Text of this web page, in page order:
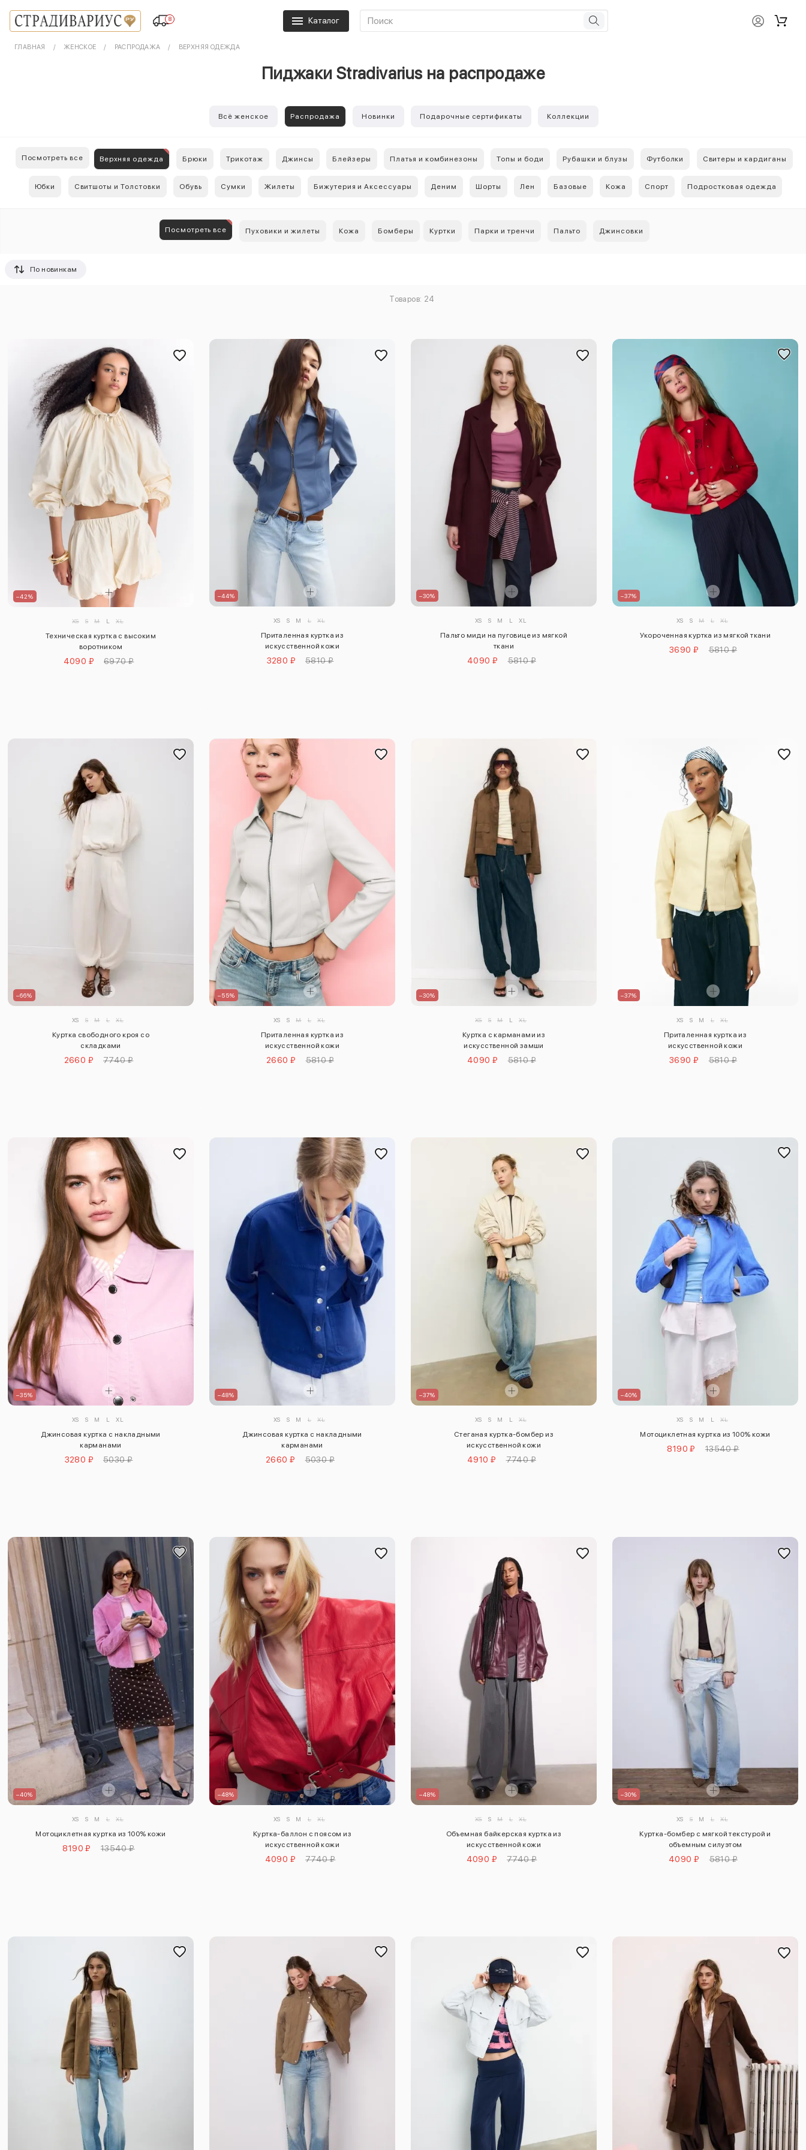
8 Каталог
ГЛАВНАЯ ЖЕНСКОЕ РАСПРОДАЖА ВЕРХНЯЯ ОДЕЖДА
Пиджаки Stradivarius на распродаже
Всё женское Распродажа Новинки Подарочные сертификаты Коллекции
Посмотреть все Верхняя одежда Брюки Трикотаж Джинсы Блейзеры Платья и комбинезоны Топы и боди Рубашки и блузы Футболки Свитеры и кардиганы
Юбки Свитшоты и Толстовки Обувь Сумки Жилеты Бижутерия и Аксессуары Деним Шорты Лен Базовые Кожа Спорт Подростковая одежда
Посмотреть все Пуховики и жилеты Кожа Бомберы Куртки Парки и тренчи Пальто Джинсовки
По новинкам
Товаров: 24
–42%
XS S M L XL
Техническая куртка с высоким
воротником
4090 ₽ 6970 ₽
–44%
XS S M L XL
Приталенная куртка из
искусственной кожи
3280 ₽ 5810 ₽
–30%
XS S M L XL
Пальто миди на пуговице из мягкой
ткани
4090 ₽ 5810 ₽
–37%
XS S M L XL
Укороченная куртка из мягкой ткани
3690 ₽ 5810 ₽
–66%
XS S M L XL
Куртка свободного кроя со
складками
2660 ₽ 7740 ₽
–55%
XS S M L XL
Приталенная куртка из
искусственной кожи
2660 ₽ 5810 ₽
–30%
XS S M L XL
Куртка с карманами из
искусственной замши
4090 ₽ 5810 ₽
–37%
XS S M L XL
Приталенная куртка из
искусственной кожи
3690 ₽ 5810 ₽
–35%
XS S M L XL
Джинсовая куртка с накладными
карманами
3280 ₽ 5030 ₽
–48%
XS S M L XL
Джинсовая куртка с накладными
карманами
2660 ₽ 5030 ₽
–37%
XS S M L XL
Стеганая куртка-бомбер из
искусственной кожи
4910 ₽ 7740 ₽
–40%
XS S M L XL
Мотоциклетная куртка из 100% кожи
8190 ₽ 13540 ₽
–40%
XS S M L XL
Мотоциклетная куртка из 100% кожи
8190 ₽ 13540 ₽
–48%
XS S M L XL
Куртка-баллон с поясом из
искусственной кожи
4090 ₽ 7740 ₽
–48%
XS S M L XL
Объемная байкерская куртка из
искусственной кожи
4090 ₽ 7740 ₽
–30%
XS S M L XL
Куртка-бомбер с мягкой текстурой и
объемным силуэтом
4090 ₽ 5810 ₽